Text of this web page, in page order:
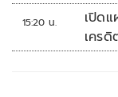
15:20 น.
เปิด
เคร